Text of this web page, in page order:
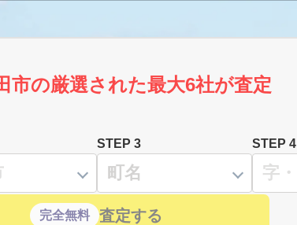
市の厳選された最大6社が査定
STEP 3 STEP 4
完全無料 査定する